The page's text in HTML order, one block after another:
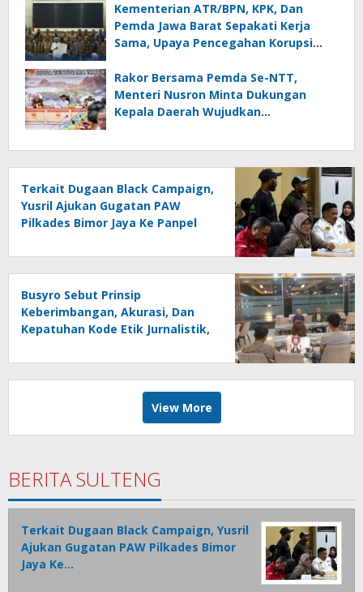
Kementerian ATR/BPN, KPK, Dan
Pemda Jawa Barat Sepakati Kerja
Sama, Upaya Pencegahan Korupsi
Rakor Bersama Pemda Se-NTT,
Menteri Nusron Minta Dukungan
Kepala Daerah Wujudkan
Terkait Dugaan Black Campaign,
Yusril Ajukan Gugatan PAW
Pilkades Bimor Jaya Ke Panpel
Busyro Sebut Prinsip
Keberimbangan, Akurasi, Dan
Kepatuhan Kode Etik Jurnalistik,
Kepercayaan Publik Terhadap
Media
View More
BERITA SULTENG
Terkait Dugaan Black Campaign, Yusril
Ajukan Gugatan PAW Pilkades Bimor
Jaya Ke…